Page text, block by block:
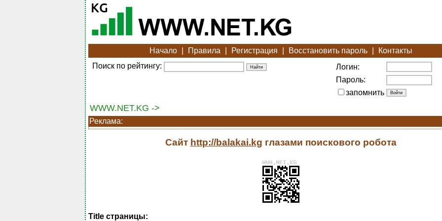
Начало Правила Регистрация Восстановить пароль
Контакты
Поиск по рейтингу:
Логин:
Пароль:
запомнить
WWW.NET.KG ->
Реклама:
Сайт http://balakai.kg глазами поискового робота
Title страницы: